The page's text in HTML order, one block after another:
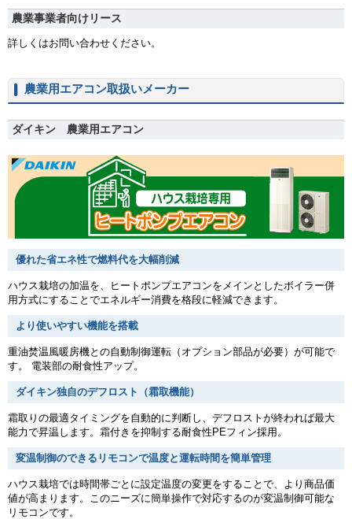
農業事業者向けリース
詳しくはお問い合わせください。
農業用エアコン取扱いメーカー
ダイキン 農業用エアコン
優れた省エネ性で燃料代を大幅削減
ハウス栽培の加温を、ヒートポンプエアコンをメインとしたボイラー併
用方式にすることでエネルギー消費を格段に軽減できます。
より使いやすい機能を搭載
重油焚温風暖房機との自動制御運転（オプション部品が必要）が可能で
す。 電装部の耐食性アップ。
ダイキン独自のデフロスト（霜取機能）
霜取りの最適タイミングを自動的に判断し、デフロストが終われば最大
能力で昇温します。霜付きを抑制する耐食性PEフィン採用。
変温制御のできるリモコンで温度と運転時間を簡単管理
ハウス栽培では時間帯ごとに設定温度の変更をすることで、より商品価
値が高まります。このニーズに簡単操作で対応するのが変温制御可能な
リモコンです。